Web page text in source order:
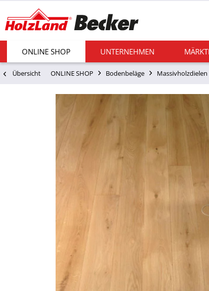
ONLINE SHOP UNTERNEHMEN
Übersicht ONLINE SHOP Bodenbeläge Massivholzdielen